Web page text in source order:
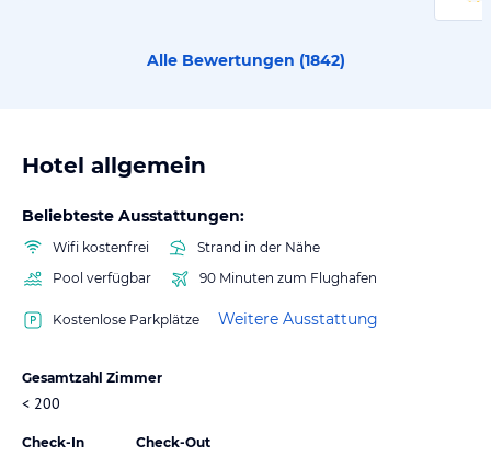
Alle Bewertungen (1842)
Hotel allgemein
Beliebteste Ausstattungen:
Wifi kostenfrei
Strand in der Nähe
Pool verfügbar
90 Minuten zum Flughafen
Kostenlose Parkplätze Weitere Ausstattung
Gesamtzahl Zimmer
< 200
Check-In Check-Out